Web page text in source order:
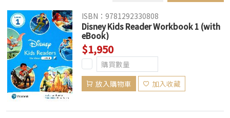
ISBN：9781292330808
Disney Kids Reader Workbook 1 (with
eBook)
$1,950
放入購物車 加入收藏